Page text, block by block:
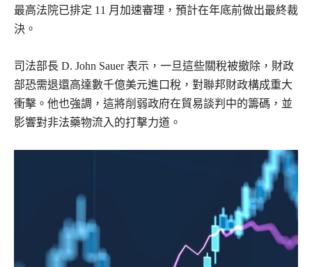
最高法院已排定 11 月加速審理，預計在年底前做出最終裁
決。
司法部長 D. John Sauer 表示，一旦這些關稅被撤除，財政
部恐需退還高達數千億美元進口稅，對聯邦財政構成重大
衝擊。他也強調，這將削弱政府在貿易談判中的籌碼，並
影響對非法藥物流入的打擊力道。